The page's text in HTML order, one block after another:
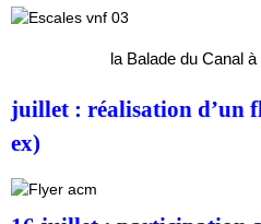
la Balade du Canal
juillet : réalisation d’un
ex)